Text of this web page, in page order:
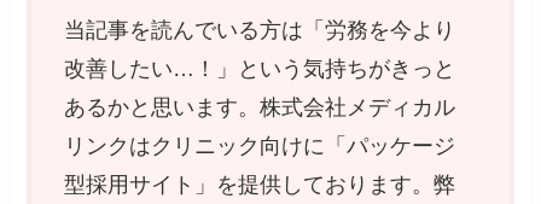
当記事を読んでいる方は「労務を今より
改善したい…！」という気持ちがきっと
あるかと思います。株式会社メディカル
リンクはクリニック向けに「パッケージ
型採用サイト」を提供しております。弊